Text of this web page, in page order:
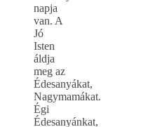
napja
van. A
Jó
Isten
áldja
meg az
Édesanyákat,
Nagymamákat.
Égi
Édesanyánkat,